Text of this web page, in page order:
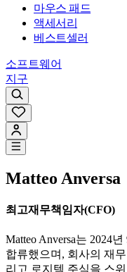
마우스 패드
액세서리
베스트셀러
소프트웨어
지구
Matteo Anversa
최고재무책임자(CFO)
Matteo Anversa는 2024
합류했으며, 회사의 재
리고 로지텍 주식을 스